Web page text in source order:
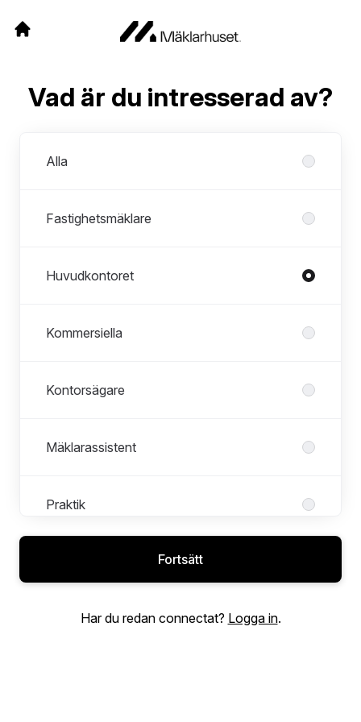
Vad är du intresserad av?
Alla
Fastighetsmäklare
Huvudkontoret
Kommersiella
Kontorsägare
Mäklarassistent
Praktik
Vill du bli mäklare?
Fortsätt
Har du redan connectat? Logga in.